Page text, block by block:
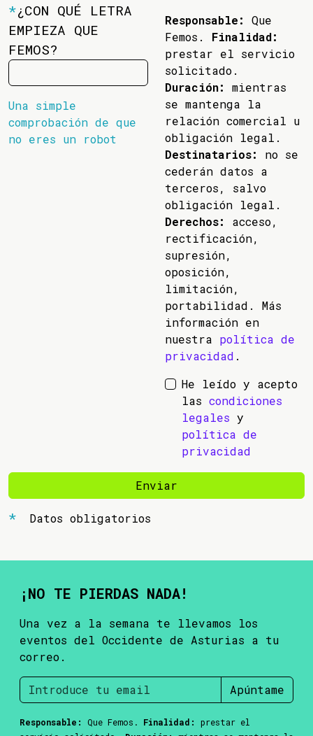
*¿CON QUÉ LETRA
EMPIEZA QUE
FEMOS?
Una simple
comprobación de que
no eres un robot
Responsable:
Que
Femos. Finalidad:
prestar el servicio
solicitado.
Duración:
mientras
se mantenga la
relación comercial u
obligación legal.
Destinatarios:
no se
cederán datos a
terceros, salvo
obligación legal.
Derechos:
acceso,
rectificación,
supresión,
oposición,
limitación,
portabilidad. Más
información en
nuestra política de
privacidad .
He leído y acepto
las condiciones
legales y
política de
privacidad
Enviar
Datos obligatorios
¡NO TE PIERDAS NADA!
Una vez a la semana te llevamos los
eventos del Occidente de Asturias a tu
correo.
Apúntame
Responsable: Que Femos. Finalidad:
prestar el